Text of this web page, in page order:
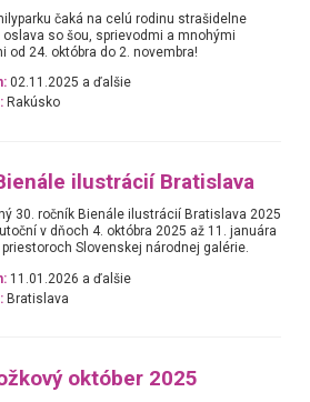
čaká na celú rodinu strašidelne
oslava so šou, sprievodmi a mnohými
od 24. októbra do 2. novembra!
02.11.2025 a ďalšie
Rakúsko
ilustrácií Bratislava
30. ročník Bienále ilustrácií Bratislava 2025
v dňoch 4. októbra 2025 až 11. januára
priestoroch Slovenskej národnej galérie.
11.01.2026 a ďalšie
Bratislava
október 2025